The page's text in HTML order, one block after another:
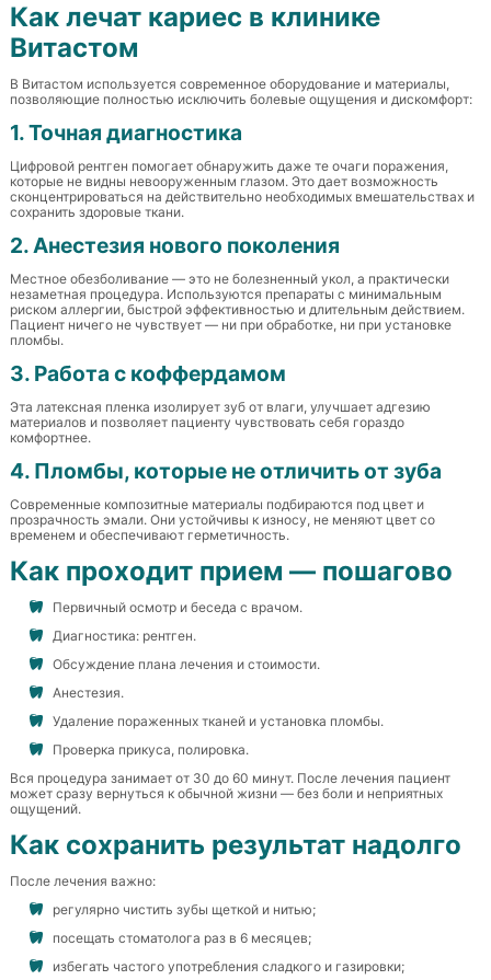
Как лечат кариес в клинике
Витастом
В Витастом используется современное оборудование и материалы,
позволяющие полностью исключить болевые ощущения и дискомфорт:
1. Точная диагностика
Цифровой рентген помогает обнаружить даже те очаги поражения,
которые не видны невооруженным глазом. Это дает возможность
сконцентрироваться на действительно необходимых вмешательствах и
сохранить здоровые ткани.
2. Анестезия нового поколения
Местное обезболивание — это не болезненный укол, а практически
незаметная процедура. Используются препараты с минимальным
риском аллергии, быстрой эффективностью и длительным действием.
Пациент ничего не чувствует — ни при обработке, ни при установке
пломбы.
3. Работа с коффердамом
Эта латексная пленка изолирует зуб от влаги, улучшает адгезию
материалов и позволяет пациенту чувствовать себя гораздо
комфортнее.
4. Пломбы, которые не отличить от зуба
Современные композитные материалы подбираются под цвет и
прозрачность эмали. Они устойчивы к износу, не меняют цвет со
временем и обеспечивают герметичность.
Как проходит прием — пошагово
Первичный осмотр и беседа с врачом.
Диагностика: рентген.
Обсуждение плана лечения и стоимости.
Анестезия.
Удаление пораженных тканей и установка пломбы.
Проверка прикуса, полировка.
Вся процедура занимает от 30 до 60 минут. После лечения пациент
может сразу вернуться к обычной жизни — без боли и неприятных
ощущений.
Как сохранить результат надолго
После лечения важно:
регулярно чистить зубы щеткой и нитью;
посещать стоматолога раз в 6 месяцев;
избегать частого употребления сладкого и газировки;